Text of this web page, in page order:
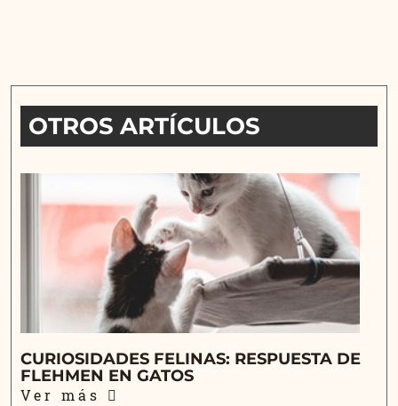
OTROS ARTÍCULOS
CURIOSIDADES FELINAS: RESPUESTA DE
FLEHMEN EN GATOS
Ver más